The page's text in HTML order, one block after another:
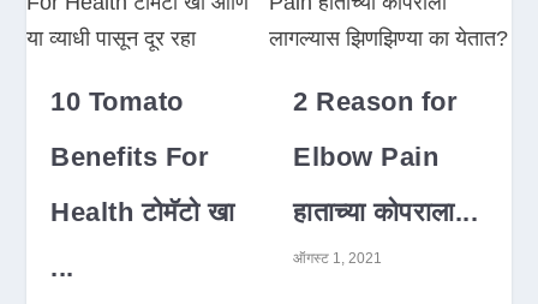
10 Tomato
Benefits For
Health टोमॅटो खा
...
2 Reason for
Elbow Pain
हाताच्या कोपराला...
ऑगस्ट 1, 2021